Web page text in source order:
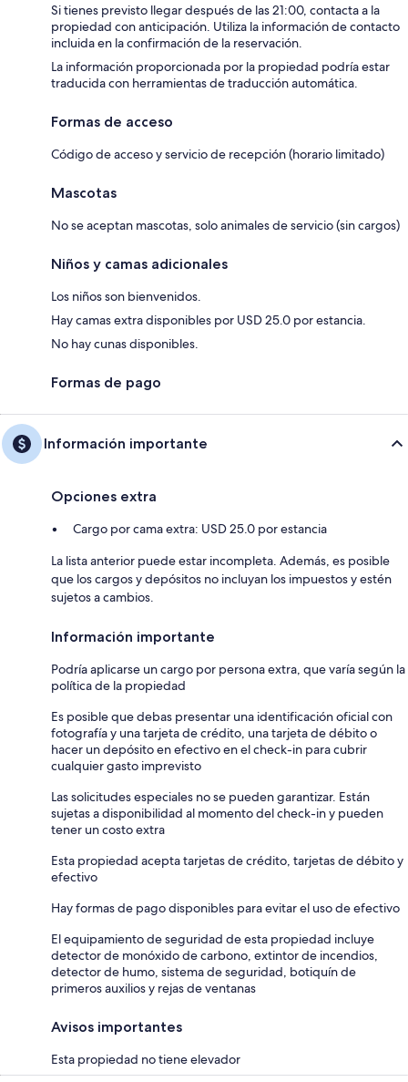
Si tienes previsto llegar después de las 21:00, contacta a la
propiedad con anticipación. Utiliza la información de contacto
incluida en la confirmación de la reservación.
La información proporcionada por la propiedad podría estar
traducida con herramientas de traducción automática.
Formas de acceso
Código de acceso y servicio de recepción (horario limitado)
Mascotas
No se aceptan mascotas, solo animales de servicio (sin cargos)
Niños y camas adicionales
Los niños son bienvenidos.
Hay camas extra disponibles por USD 25.0 por estancia.
No hay cunas disponibles.
Formas de pago
Información importante
Opciones extra
Cargo por cama extra: USD 25.0 por estancia
La lista anterior puede estar incompleta. Además, es posible
que los cargos y depósitos no incluyan los impuestos y estén
sujetos a cambios.
Información importante
Podría aplicarse un cargo por persona extra, que varía según la
política de la propiedad
Es posible que debas presentar una identificación oficial con
fotografía y una tarjeta de crédito, una tarjeta de débito o
hacer un depósito en efectivo en el check-in para cubrir
cualquier gasto imprevisto
Las solicitudes especiales no se pueden garantizar. Están
sujetas a disponibilidad al momento del check-in y pueden
tener un costo extra
Esta propiedad acepta tarjetas de crédito, tarjetas de débito y
efectivo
Hay formas de pago disponibles para evitar el uso de efectivo
El equipamiento de seguridad de esta propiedad incluye
detector de monóxido de carbono, extintor de incendios,
detector de humo, sistema de seguridad, botiquín de
primeros auxilios y rejas de ventanas
Avisos importantes
Esta propiedad no tiene elevador